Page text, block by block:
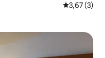
Średnia
3,67 (3)